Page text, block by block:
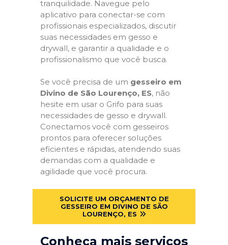
tranquilidade. Navegue pelo
aplicativo para conectar-se com
profissionais especializados, discutir
suas necessidades em gesso e
drywall, e garantir a qualidade e o
profissionalismo que você busca.
Se você precisa de um gesseiro em
Divino de São Lourenço, ES, não
hesite em usar o Grifo para suas
necessidades de gesso e drywall.
Conectamos você com gesseiros
prontos para oferecer soluções
eficientes e rápidas, atendendo suas
demandas com a qualidade e
agilidade que você procura.
SOLICITE UM ORÇAMENTO DE
GESSEIRO EM DIVINO DE SÃO
LOURENÇO, ES
Conheça mais serviços